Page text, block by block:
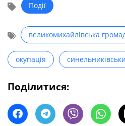
Події
великомихайлівська
окупація
Поділитися: